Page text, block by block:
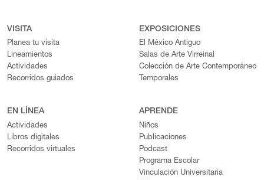
VISITA
Planea tu visita
Lineamientos
Actividades
Recorridos guiados
EXPOSICIONES
El México Antiguo
Salas de Arte Virreinal
Colección de Arte Contemporáneo
Temporales
EN LÍNEA
Actividades
Libros digitales
Recorridos virtuales
APRENDE
Niños
Publicaciones
Podcast
Programa Escolar
Vinculación Universitaria